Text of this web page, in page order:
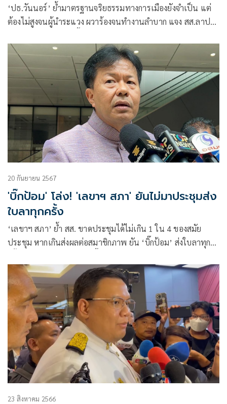
‘ปธ.วันนอร์’ ย้ำมาตรฐานจริยธรรมทางการเมืองยังจำเป็น แต่
ต้องไม่สูงจนผู้นำระแวง ผวาร้องจนทำงานลำบาก แจง สส.ลาประ
สอบ ‘ลุงป้อม’
20 กันยายน 2567
'บิ๊กป้อม' โล่ง! 'เลขาฯ สภา' ยันไม่มาประชุมส่ง
ใบลาทุกครั้ง
‘เลขาฯ สภา’ ย้ำ สส. ขาดประชุมได้ไม่เกิน 1 ใน 4 ของสมัย
ประชุม หากเกินส่งผลต่อสมาชิกภาพ ยัน ‘บิ๊กป้อม’ ส่งใบลาทุก
เบื้องต้น
23 สิงหาคม 2566